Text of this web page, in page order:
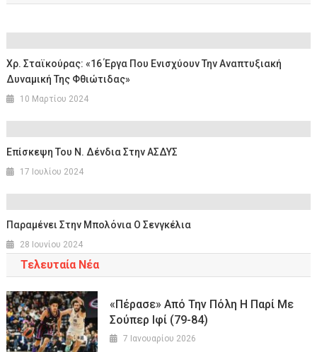
Χρ. Σταϊκούρας: «16 Έργα Που Ενισχύουν Την Αναπτυξιακή
Δυναμική Της Φθιώτιδας»
10 Μαρτίου 2024
Επίσκεψη Του Ν. Δένδια Στην ΑΣΔΥΣ
17 Ιουλίου 2024
Παραμένει Στην Μπολόνια Ο Σενγκέλια
28 Ιουνίου 2024
Τελευταία Νέα
«Πέρασε» Από Την Πόλη Η Παρί Με
Σούπερ Ιφί (79-84)
7 Ιανουαρίου 2026